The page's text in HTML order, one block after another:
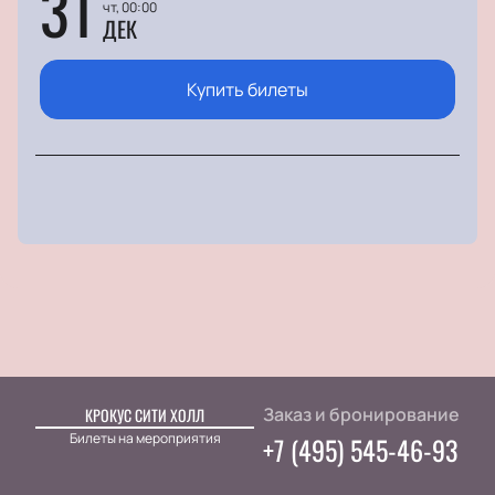
чт, 00:00
ДЕК
Купить билеты
КРОКУС СИТИ ХОЛЛ
Билеты на мероприятия
Заказ и бронирование
+7 (495) 545-46-93